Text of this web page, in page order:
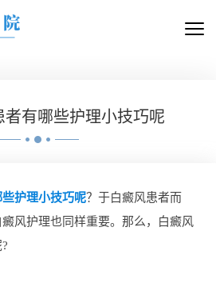
有哪些护理小技巧呢
些护理小技巧呢？于白癜风患者而
风护理也同样重要。那么，白癜风